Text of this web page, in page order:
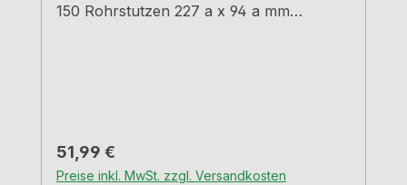
150 Rohrstutzen 227 a x 94 a mm
Regulärer Preis:
51,99 €
Preise inkl. MwSt. zzgl. Versandkosten